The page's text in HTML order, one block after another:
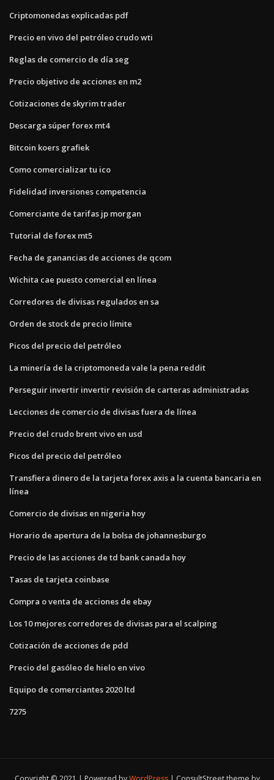
Criptomonedas explicadas pdf
Precio en vivo del petróleo crudo wti
Reglas de comercio de día seg
Precio objetivo de acciones en m2
Cotizaciones de skyrim trader
Descarga súper forex mt4
Bitcoin koers grafiek
Como comercializar tu ico
Fidelidad inversiones competencia
Comerciante de tarifas jp morgan
Tutorial de forex mt5
Fecha de ganancias de acciones de qcom
Wichita cae puesto comercial en línea
Corredores de divisas regulados en sa
Orden de stock de precio límite
Picos del precio del petróleo
La minería de la criptomoneda vale la pena reddit
Perseguir invertir invertir revisión de carteras administradas
Lecciones de comercio de divisas fuera de línea
Precio del crudo brent vivo en usd
Picos del precio del petróleo
Transfiera dinero de la tarjeta forex axis a la cuenta bancaria en
línea
Comercio de divisas en nigeria hoy
Horario de apertura de la bolsa de johannesburgo
Precio de las acciones de td bank canada hoy
Tasas de tarjeta coinbase
Compra o venta de acciones de ebay
Los 10 mejores corredores de divisas para el scalping
Cotización de acciones de pdd
Precio del gasóleo de hielo en vivo
Equipo de comerciantes 2020 ltd
7275